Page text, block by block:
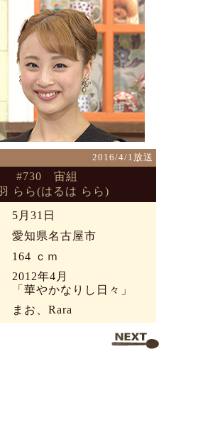
2016/4/1放送
#730 宙組
らら(はるは らら)
5月31日
愛知県名古屋市
164 ｃｍ
2012年4月
「華やかなりし日々」
まお、Rara